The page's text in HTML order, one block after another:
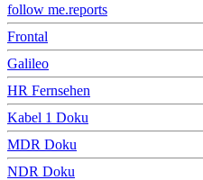
follow me.reports
Frontal
Galileo
HR Fernsehen
Kabel 1 Doku
MDR Doku
NDR Doku